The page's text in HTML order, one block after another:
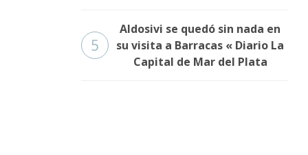
5
Aldosivi se quedó sin nada en
su visita a Barracas « Diario La
Capital de Mar del Plata